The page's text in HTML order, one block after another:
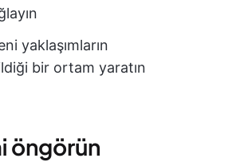
yaklaşımların
bir ortam yaratın
öngörün